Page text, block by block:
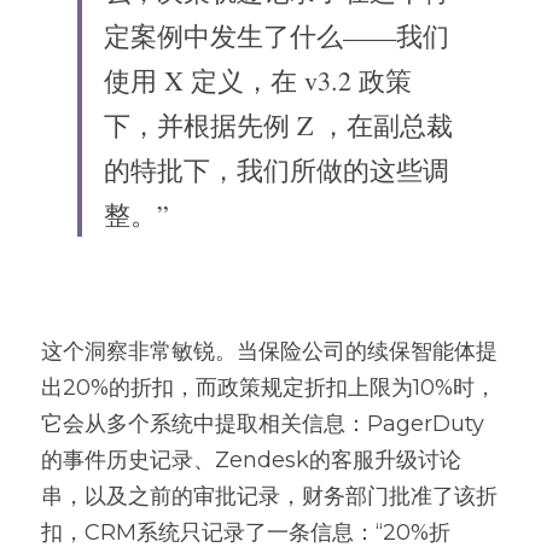
定案例中发生了什么——我们
使用 X 定义，在 v3.2 政策
下，并根据先例 Z ，在副总裁
的特批下，我们所做的这些调
整。”
这个洞察非常敏锐。当保险公司的续保智能体提
出20%的折扣，而政策规定折扣上限为10%时，
它会从多个系统中提取相关信息：PagerDuty
的事件历史记录、Zendesk的客服升级讨论
串，以及之前的审批记录，财务部门批准了该折
扣，CRM系统只记录了一条信息：“20%折